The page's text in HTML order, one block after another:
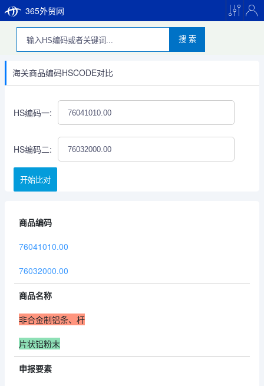
365外贸网
搜 索
海关商品编码HSCODE对比
HS编码一:
HS编码二:
开始比对
商品编码
76041010.00
76032000.00
商品名称
非合金制铝条、杆
片状铝粉末
申报要素